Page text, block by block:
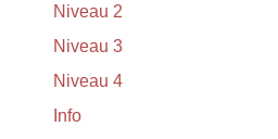
Niveau 2
Niveau 3
Niveau 4
Info